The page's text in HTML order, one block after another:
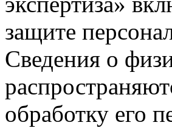
защите
Сведения о
обработку его